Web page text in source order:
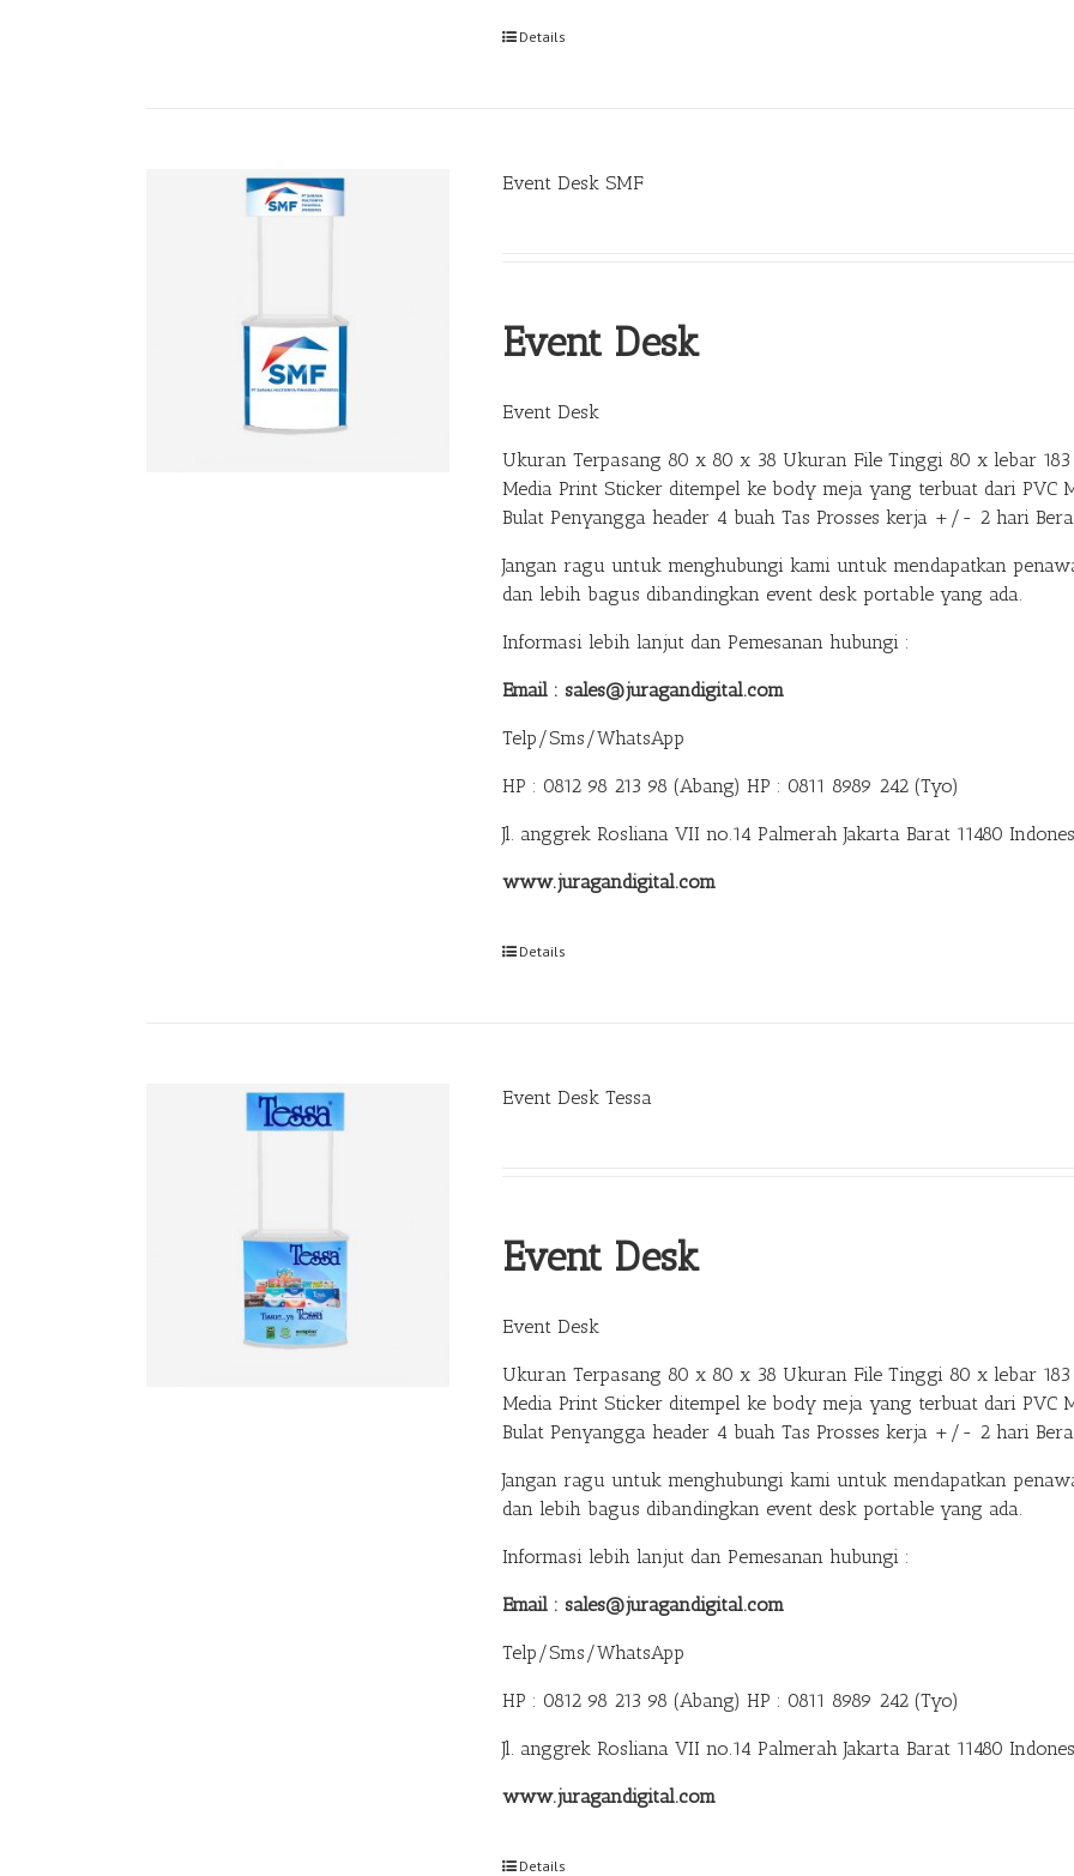
Details
Event Desk SMF
Event Desk
Event Desk
Ukuran Terpasang 80 x 80 x 38 Ukuran File Tinggi 80 x lebar
Media Print Sticker ditempel ke body meja yang terbuat dari PVC
Bulat Penyangga header 4 buah Tas Prosses kerja +/- 2 hari
Jangan ragu untuk menghubungi kami untuk mendapatkan
dan lebih bagus dibandingkan event desk portable yang ada.
Informasi lebih lanjut dan Pemesanan hubungi :
Email : sales@juragandigital.com
Telp/Sms/WhatsApp
HP : 0812 98 213 98 (Abang) HP : 0811 8989 242 (Tyo)
Jl. anggrek Rosliana VII no.14 Palmerah Jakarta Barat 11480
www.juragandigital.com
Details
Event Desk Tessa
Event Desk
Event Desk
Ukuran Terpasang 80 x 80 x 38 Ukuran File Tinggi 80 x lebar
Media Print Sticker ditempel ke body meja yang terbuat dari PVC
Bulat Penyangga header 4 buah Tas Prosses kerja +/- 2 hari
Jangan ragu untuk menghubungi kami untuk mendapatkan
dan lebih bagus dibandingkan event desk portable yang ada.
Informasi lebih lanjut dan Pemesanan hubungi :
Email : sales@juragandigital.com
Telp/Sms/WhatsApp
HP : 0812 98 213 98 (Abang) HP : 0811 8989 242 (Tyo)
Jl. anggrek Rosliana VII no.14 Palmerah Jakarta Barat 11480
www.juragandigital.com
Details